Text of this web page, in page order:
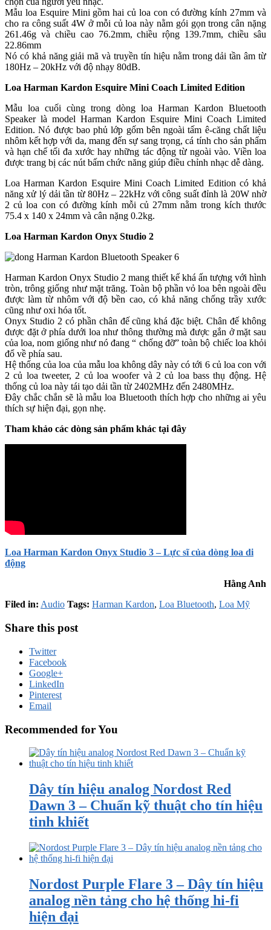
Mẫu loa Esquire Mini gồm hai củ loa con có đường kính 27mm và
cho ra công suất 4W ở mỗi củ loa này nằm gói gọn trong cân nặng
261.46g và chiều cao 76.2mm, chiều rộng 139.7mm, chiều sâu
22.86mm
Nó có khả năng giải mã và truyền tín hiệu nằm trong dải tần âm từ
180Hz – 20kHz với độ nhạy 80dB.
Loa Harman Kardon Esquire Mini Coach Limited Edition
Mẫu loa cuối cùng trong dòng loa Harman Kardon Bluetooth
Speaker là model Harman Kardon Esquire Mini Coach Limited
Edition. Nó được bao phủ lớp gốm bên ngoài tấm ê-căng chất liệu
nhôm kết hợp với da, mang đến sự sang trọng, cá tính cho sản phẩm
và hạn chế tối đa xước hay những tác động từ ngoài vào. Viền loa
được trang bị các nút bấm chức năng giúp điều chỉnh nhạc dễ dàng.
Loa Harman Kardon Esquire Mini Coach Limited Edition có khả
năng xử lý dải tần từ 80Hz – 22kHz với công suất đỉnh là 20W nhờ
2 củ loa con có đường kính mỗi củ 27mm nằm trong kích thước
75.4 x 140 x 24mm và cân nặng 0.2kg.
Loa Harman Kardon Onyx Studio 2
Harman Kardon Onyx Studio 2 mang thiết kế khá ấn tượng với hình
tròn, trông giống như mặt trăng. Toàn bộ phần vỏ loa bên ngoài đều
được làm từ nhôm với độ bền cao, có khả năng chống trầy xước
cũng như oxi hóa tốt.
Onyx Studio 2 có phần chân đế cũng khá đặc biệt. Chân đế không
được đặt ở phía dưới loa như thông thường mà được gắn ở mặt sau
của loa, nom giống như nó đang “ chống đỡ” toàn bộ chiếc loa khỏi
đổ về phía sau.
Hệ thống của loa của mẫu loa không dây này có tới 6 củ loa con với
2 củ loa tweeter, 2 củ loa woofer và 2 củ loa bass thụ động. Hệ
thống củ loa này tái tạo dải tần từ 2402MHz đến 2480MHz.
Đây chắc chắn sẽ là mẫu loa Bluetooth thích hợp cho những ai yêu
thích sự hiện đại, gọn nhẹ.
Tham khảo các dòng sản phẩm khác tại đây
Loa Harman Kardon Onyx Studio 3 – Lực sĩ của dòng loa di
động
Hằng Anh
Filed in: Audio Tags: Harman Kardon, Loa Bluetooth, Loa Mỹ
Share this post
Twitter
Facebook
Google+
LinkedIn
Pinterest
Email
Recommended for You
Dây tín hiệu analog Nordost Red
Dawn 3 – Chuẩn kỹ thuật cho tín hiệu
tinh khiết
Nordost Purple Flare 3 – Dây tín hiệu
analog nền tảng cho hệ thống hi-fi
hiện đại